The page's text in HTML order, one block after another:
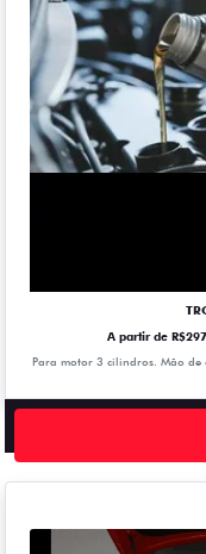
A partir de
Para motor 3 cilindros. Mão de